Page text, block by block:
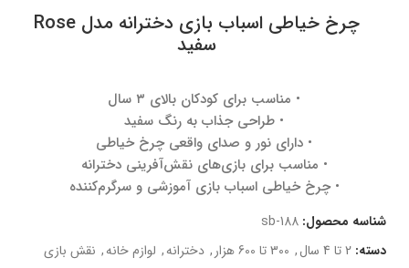
چرخ خیاطی اسباب بازی دخترانه مدل Rose
سفید
• مناسب برای کودکان بالای ۳ سال
• طراحی جذاب به رنگ سفید
• دارای نور و صدای واقعی چرخ خیاطی
• مناسب برای بازی‌های نقش‌آفرینی دخترانه
• چرخ خیاطی اسباب بازی آموزشی و سرگرم‌کننده
شناسه محصول:sb-188
دسته: 2 تا 4 سال , 300 تا 600 هزار , دخترانه, لوازم خانه, نقش بازی